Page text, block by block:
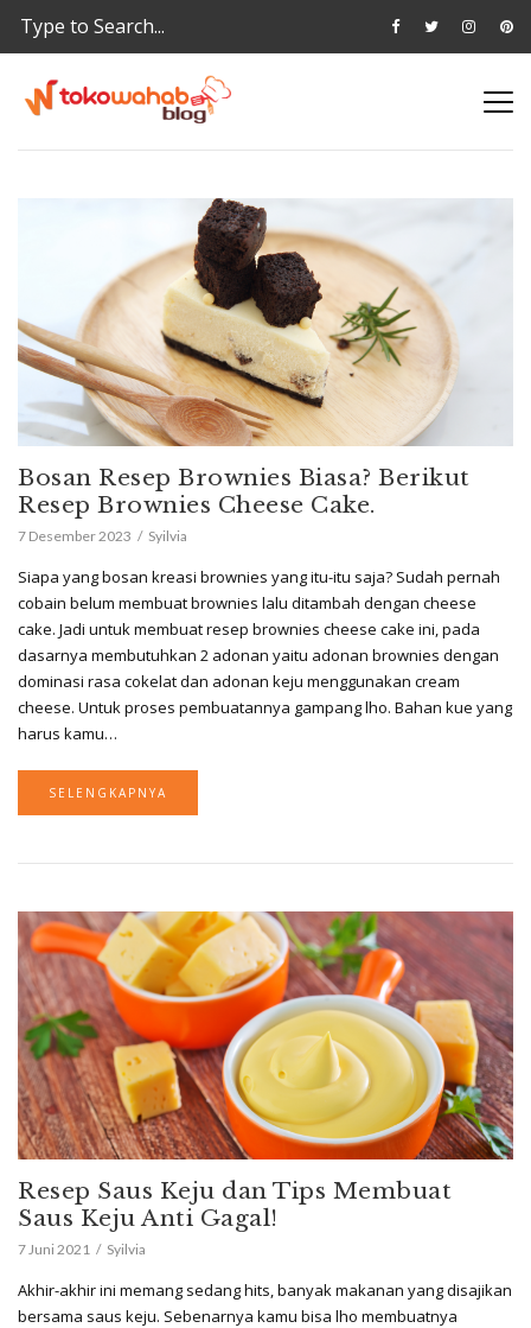
Bosan Resep Brownies Biasa? Berikut
Resep Brownies Cheese Cake.
7 Desember 2023 Syilvia
Siapa yang bosan kreasi brownies yang itu-itu saja? Sudah pernah
cobain belum membuat brownies lalu ditambah dengan cheese
cake. Jadi untuk membuat resep brownies cheese cake ini, pada
dasarnya membutuhkan 2 adonan yaitu adonan brownies dengan
dominasi rasa cokelat dan adonan keju menggunakan cream
cheese. Untuk proses pembuatannya gampang lho. Bahan kue yang
harus kamu…
SELENGKAPNYA
Resep Saus Keju dan Tips Membuat
Saus Keju Anti Gagal!
7 Juni 2021 Syilvia
Akhir-akhir ini memang sedang hits, banyak makanan yang disajikan
bersama saus keju. Sebenarnya kamu bisa lho membuatnya